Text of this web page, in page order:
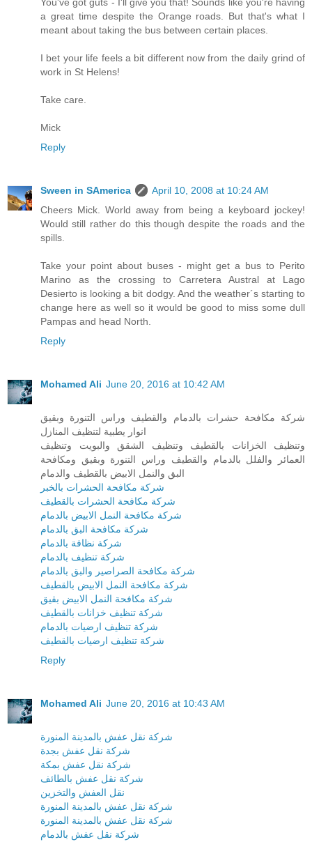
a great time despite the Orange roads. But that's what I
meant about taking the bus between certain places.
I bet your life feels a bit different now from the daily grind of
work in St Helens!
Take care.
Mick
Reply
Sween in SAmerica
April 10, 2008 at 10:24 AM
Cheers Mick. World away from being a keyboard jockey!
Would still rather do this though despite the roads and the
spills.
Take your point about buses - might get a bus to Perito
Marino as the crossing to Carretera Austral at Lago
Desierto is looking a bit dodgy. And the weather´s starting to
change here as well so it would be good to miss some dull
Pampas and head North.
Reply
Mohamed Ali June 20, 2016 at 10:42 AM
شركة مكافحة حشرات بالدمام والقطيف وراس التنورة وبقيق
انوار يطبية لتنظيف المنازل
وتنظيف الخزانات بالقطيف وتنظيف الشقق والبويت وتنظيف
العمائر والفلل بالدمام والقطيف وراس التنورة وبقيق ومكافحة
البق والنمل الابيض بالقطيف والدمام
شركة مكافحة الحشرات بالخبر
شركة مكافحة الحشرات بالقطيف
شركة مكافحة النمل الابيض بالدمام
شركة مكافحة البق بالدمام
شركة نظافة بالدمام
شركة تنظيف بالدمام
شركة مكافحة الصراصير والبق بالدمام
شركة مكافحة النمل الابيض بالقطيف
شركة مكافحة النمل الابيض بقيق
شركة تنظيف خزانات بالقطيف
شركة تنظيف ارضيات بالدمام
شركة تنظيف ارضيات بالقطيف
Reply
Mohamed Ali June 20, 2016 at 10:43 AM
شركة نقل عفش بالمدينة المنورة
شركة نقل عفش بجدة
شركة نقل عفش بمكة
شركة نقل عفش بالطائف
نقل العفش والتخزين
شركة نقل عفش بالمدينة المنورة
شركة نقل عفش بالمدينة المنورة
شركة نقل عفش بالدمام